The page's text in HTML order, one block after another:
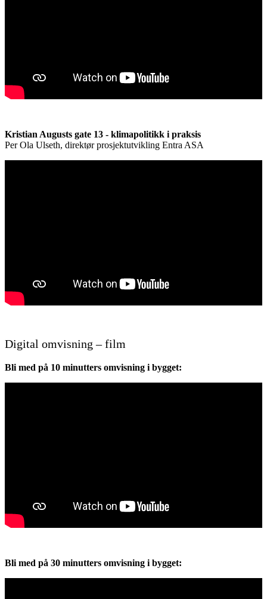
Kristian Augusts gate 13 - klimapolitikk i praksis
Per Ola Ulseth, direktør prosjektutvikling Entra ASA
Digital omvisning – film
Bli med på 10 minutters omvisning i bygget:
Bli med på 30 minutters omvisning i bygget: